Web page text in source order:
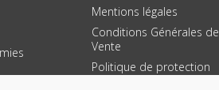
Mentions légales
Conditions Générales de
Vente
Politique de protection